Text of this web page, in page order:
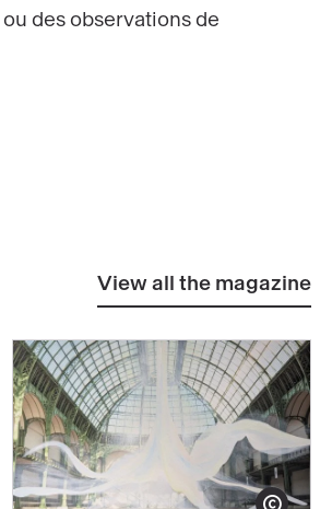
des observations de
View all the magazine